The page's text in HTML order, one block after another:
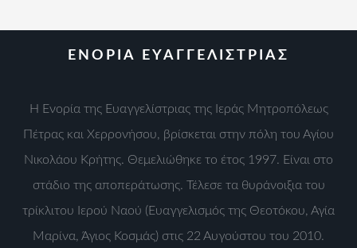
ΕΝΟΡΙΑ ΕΥΑΓΓΕΛΙΣΤΡΙΑΣ
Η Ενορία της Ευαγγελίστριας της Ιεράς Μητροπόλεως
Πέτρας και Χερρονήσου, βρίσκεται στην πόλη του Αγίου
Νικολάου Κρήτης. Θεμελιώθηκε το έτος 1997. Είναι στο
στάδιο της αποπεράτωσης. Τέλεσε τα θυράνοιξια του
τρίκλιτου Ιερού Ναού (Ευαγγελισμός της Θεοτόκου, Αγία
Μαρίνα, Άγιος Κοσμάς) στις 22 Αυγούστου του 2010.